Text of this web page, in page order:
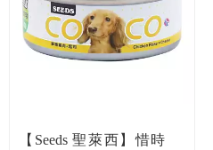
【Seeds 聖萊西】惜時